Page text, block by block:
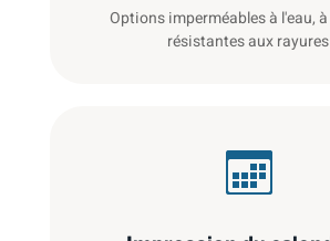
Options imperméables à l'eau,
résistantes aux rayures